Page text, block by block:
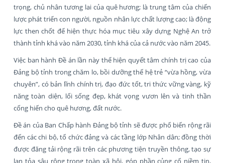
trọng, chủ nhân tương lai của quê hương; là trung tâm của chiến
lược phát triển con người, nguồn nhân lực chất lượng cao; là động
lực then chốt để hiện thực hóa mục tiêu xây dựng Nghệ An trở
thành tỉnh khá vào năm 2030, tỉnh khá của cả nước vào năm 2045.
Việc ban hành Đề án lần này thể hiện quyết tâm chính trị cao của
Đảng bộ tỉnh trong chăm lo, bồi dưỡng thế hệ trẻ “vừa hồng, vừa
chuyên”, có bản lĩnh chính trị, đạo đức tốt, tri thức vững vàng, kỹ
năng toàn diện, lối sống đẹp, khát vọng vươn lên và tinh thần
cống hiến cho quê hương, đất nước.
Đề án của Ban Chấp hành Đảng bộ tỉnh sẽ được phổ biến rộng rãi
đến các chi bộ, tổ chức đảng và các tầng lớp Nhân dân; đồng thời
được đăng tải rộng rãi trên các phương tiện truyền thông, tạo sự
lan tỏa sâu rộng trong toàn xã hội, góp phần củng cố niềm tin,